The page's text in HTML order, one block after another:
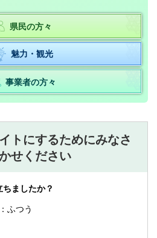
県民の方々
魅力・観光
事業者の方々
トにするためにみなさ
せください
ましたか？
ふつう